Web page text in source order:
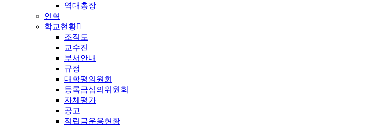
역대총장
연혁
학교현황
조직도
교수진
부서안내
규정
대학평의원회
등록금심의위원회
자체평가
공고
적립금운용현황